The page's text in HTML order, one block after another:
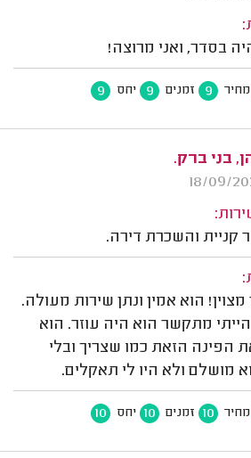
בסדר, ואני מרוצה!
מחיר 9 זמנים 9 יחס 9
בני ברק.
קניית והשכרת דירה.
הוא אמין ונתן שירות מעולה.
מתקשר הוא היה עוזר. הוא
הפינה הזאת כמו שצריך ובלי
מושלם ולא היו לי תאקלים.
מחיר 10 זמנים 10 יחס 10